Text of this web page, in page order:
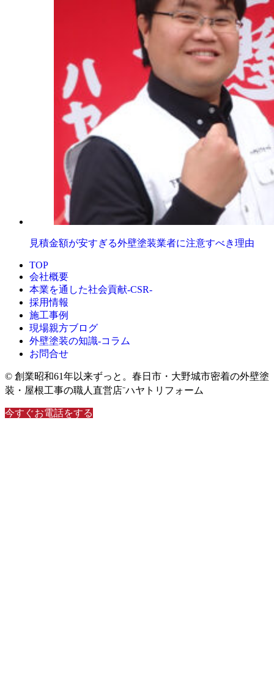
見積金額が安すぎる外壁塗装業者に注意すべき理由
TOP
会社概要
本業を通した社会貢献-CSR-
採用情報
施工事例
現場親方ブログ
外壁塗装の知識‐コラム
お問合せ
© 創業昭和61年以来ずっと。春日市・大野城市密着の外壁塗
装・屋根工事の職人直営店⁻ハヤトリフォーム
今すぐお電話をする